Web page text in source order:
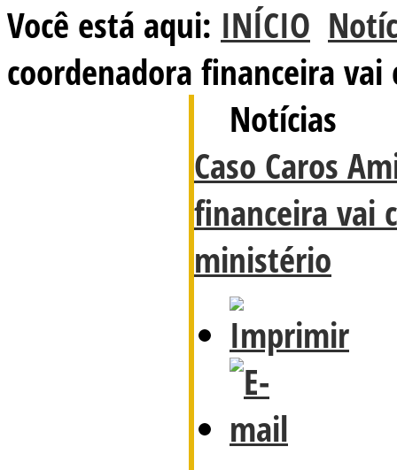
Você está aqui: INÍCIO
coordenadora financeira
Notícias
Caso Caros
financeira vai
ministério